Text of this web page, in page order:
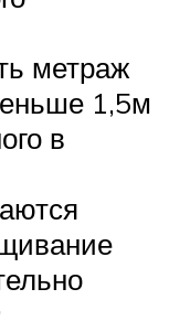
метраж
1,5м
в